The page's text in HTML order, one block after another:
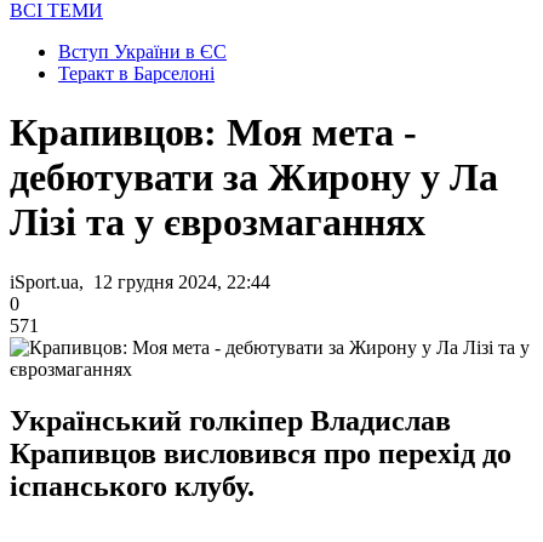
ВСІ ТЕМИ
Вступ України в ЄС
Теракт в Барселоні
Крапивцов: Моя мета -
дебютувати за Жирону у Ла
Лізі та у єврозмаганнях
iSport.ua, 12 грудня 2024, 22:44
0
571
Український голкіпер Владислав
Крапивцов висловився про перехід до
іспанського клубу.